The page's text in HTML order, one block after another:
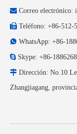
 Correo electrónico:
 Teléfono: +86-512-
 WhatsApp: +86-
 Skype: +86-
 Dirección: No.10
Zhangjiagang,